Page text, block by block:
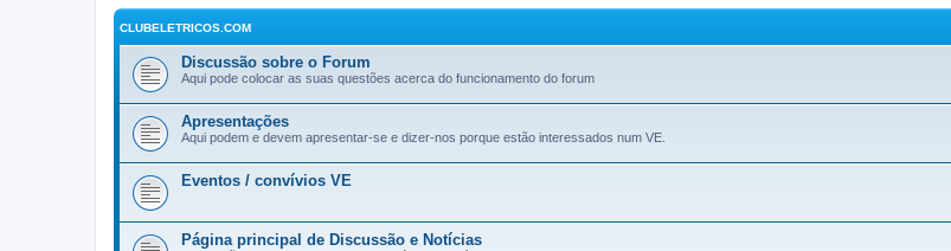
CLUBELETRICOS.COM
Discussão sobre o Forum
Aqui pode colocar as suas questões acerca do funcionamento do forum
Apresentações
Aqui podem e devem apresentar-se e dizer-nos porque estão interessados num VE.
Eventos / convívios VE
Página principal de Discussão e Notícias